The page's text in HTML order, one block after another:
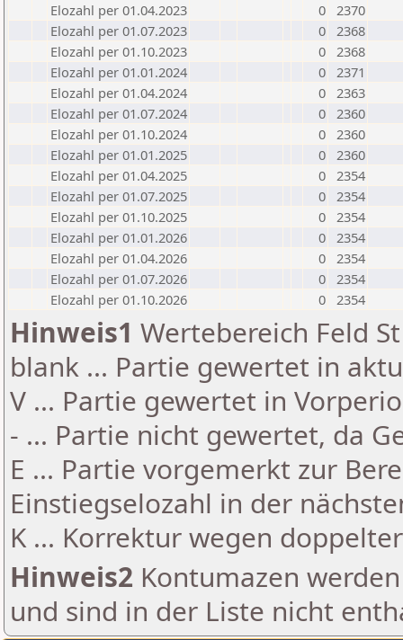
Elozahl per 01.04.2023
0 2370
Elozahl per 01.07.2023
0 2368
Elozahl per 01.10.2023
0 2368
Elozahl per 01.01.2024
0 2371
Elozahl per 01.04.2024
0 2363
Elozahl per 01.07.2024
0 2360
Elozahl per 01.10.2024
0 2360
Elozahl per 01.01.2025
0 2360
Elozahl per 01.04.2025
0 2354
Elozahl per 01.07.2025
0 2354
Elozahl per 01.10.2025
0 2354
Elozahl per 01.01.2026
0 2354
Elozahl per 01.04.2026
0 2354
Elozahl per 01.07.2026
0 2354
Elozahl per 01.10.2026
0 2354
Hinweis1 Wertebereich Feld
blank ... Partie gewertet in
V ... Partie gewertet in
- ... Partie nicht gewertet, da
E ... Partie vorgemerkt zur
Einstiegselozahl in der
K ... Korrektur wegen
Hinweis2 Kontumazen
und sind in der Liste nicht